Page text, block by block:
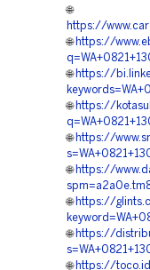
🌐
https://
🌐 https://
🌐 https://
🌐 https://
🌐 https://
🌐 https://
🌐 https://
🌐 https://
🌐 https://